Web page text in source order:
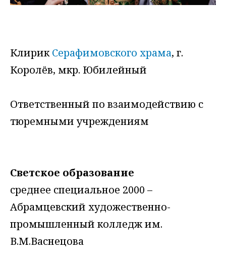
КлирикСерафимовского храма, г.
Королёв, мкр. Юбилейный
Ответственный по взаимодействию с
тюремными учреждениям
Светское образование
среднее специальное 2000 –
Абрамцевский художественно-
промышленный колледж им.
В.М.Васнецова